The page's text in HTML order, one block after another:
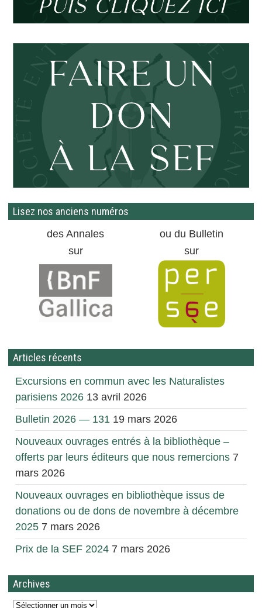
Lisez nos anciens numéros
des Annales
ou du Bulletin
sur
sur
Articles récents
Excursions en commun avec les Naturalistes
parisiens 2026 13 avril 2026
Bulletin 2026 — 131 19 mars 2026
Nouveaux ouvrages entrés à la bibliothèque –
offerts par leurs éditeurs que nous remercions 7
mars 2026
Nouveaux ouvrages en bibliothèque issus de
donations ou de dons de novembre à décembre
2025 7 mars 2026
Prix de la SEF 2024 7 mars 2026
Archives